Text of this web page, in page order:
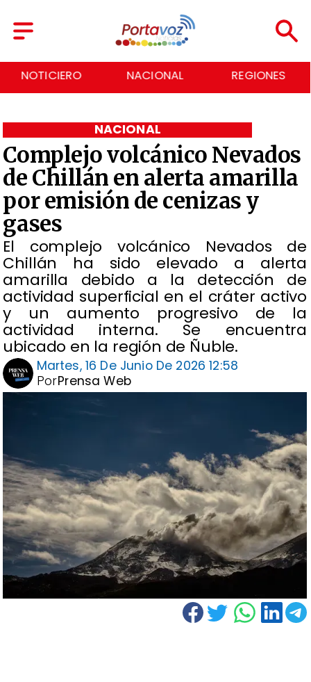
NACIONAL REGIONES ECONOMÍA
Complejo volcánico Nevados
de Chillán en alerta amarilla
por emisión de cenizas y
gases
El complejo volcánico Nevados de
Chillán ha sido elevado a alerta
amarilla debido a la detección de
actividad superficial en el cráter activo
y un aumento progresivo de la
actividad interna. Se encuentra
ubicado en la región de Ñuble.
NACIONAL
Martes, 16 De Junio De 2026 12:58
Prensa Web
Por